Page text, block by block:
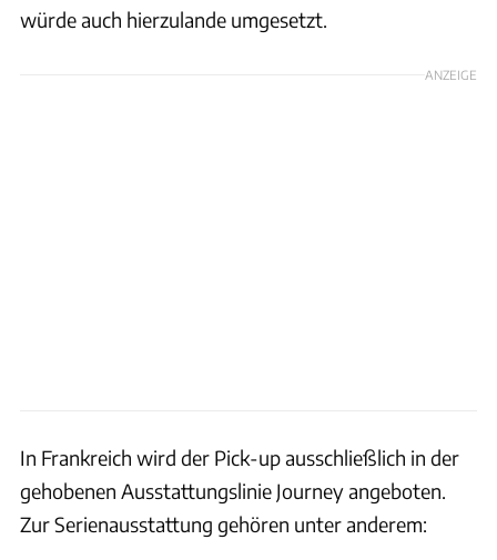
würde auch hierzulande umgesetzt.
ANZEIGE
In Frankreich wird der Pick-up ausschließlich in der
gehobenen Ausstattungslinie Journey angeboten.
Zur Serienausstattung gehören unter anderem: